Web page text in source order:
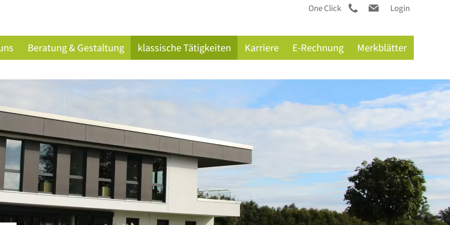
Login
One Click
Beratung & Gestaltung klassische Tätigkeiten Karriere E-Rechnung Merkblätter